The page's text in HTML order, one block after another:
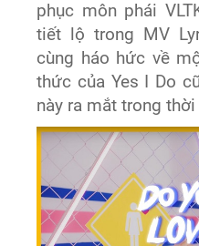
phục môn phái
tiết lộ trong MV
cùng háo hức về
thức của Yes I Do
này ra mắt trong